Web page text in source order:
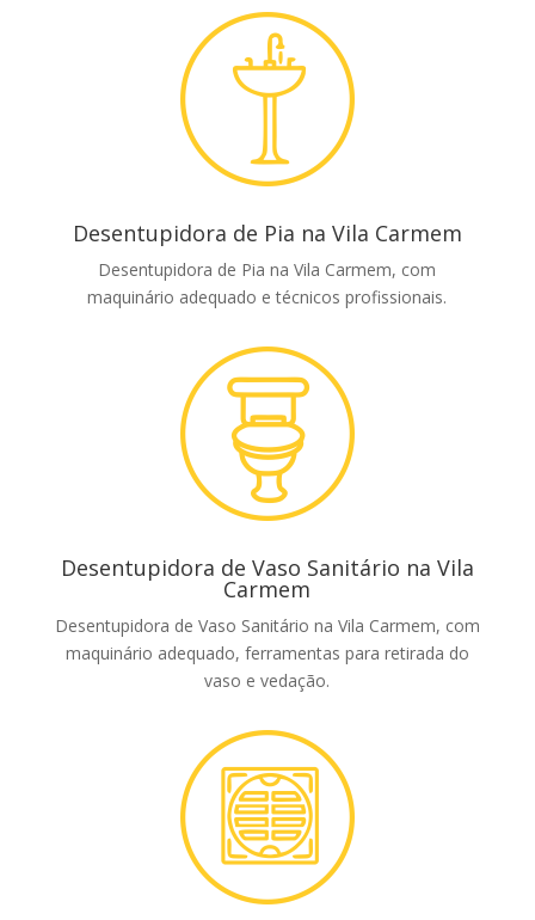
Desentupidora de Pia na Vila Carmem
Desentupidora de Pia na Vila Carmem, com
maquinário adequado e técnicos profissionais.
Desentupidora de Vaso Sanitário na Vila
Carmem
Desentupidora de Vaso Sanitário na Vila Carmem, com
maquinário adequado, ferramentas para retirada do
vaso e vedação.